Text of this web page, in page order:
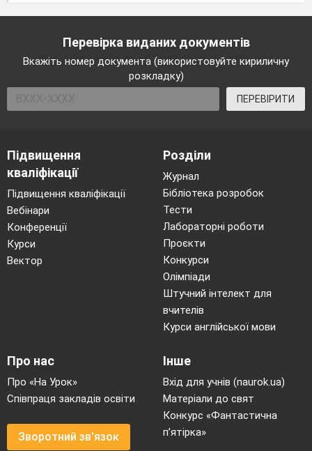
H e m d
M
Перевірка виданих документів
Вкажіть номер документа (використовуйте кириличну
розкладку)
ПЕРЕВІРИТИ
Підвищення
кваліфікації
Підвищення кваліфікації
Вебінари
Конференції
Курси
Вектор
Розділи
Журнал
Бібліотека розробок
Тести
Лабораторні роботи
Проєкти
Конкурси
Олімпіади
Штучний інтелект для
вчителів
Курси англійської мови
Про нас
Про «На Урок»
Співпраця закладів освіти
Зворотний зв'язок
Інше
Вхід для учнів (naurok.ua)
Матеріали до свят
Конкурс «Фантастична
п’ятірка»